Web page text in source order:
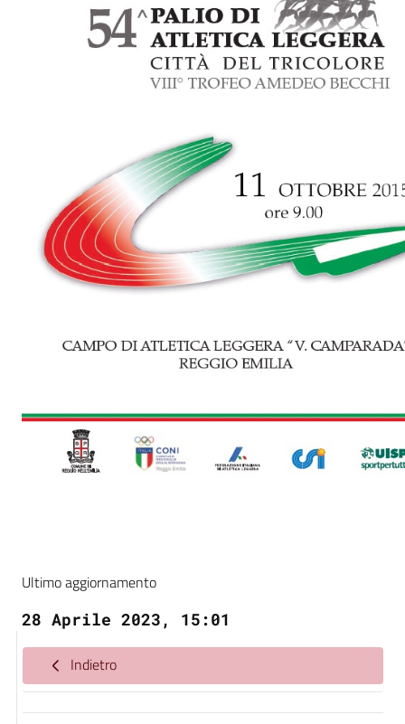
Ultimo aggiornamento
28 Aprile 2023, 15:01
Indietro